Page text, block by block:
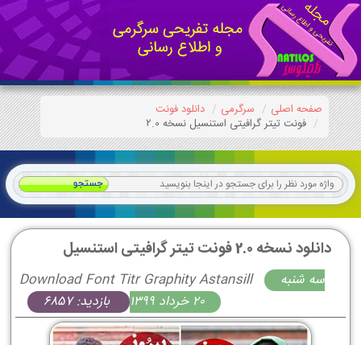
صفحه اصلی سرگرمی
دانلود فونت
فونت تیتر گرافیتی استنسیل نسخه 2.0
دانلود نسخه 2.0 فونت تیتر گرافیتی استنسیل
Download Font Titr Graphity Astansill
سه شنبه
20 خرداد 1399
بازدید: 6857